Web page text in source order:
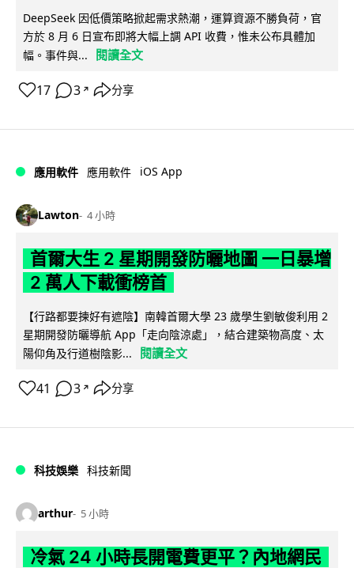
DeepSeek 因低價策略掀起需求熱潮，運算資源不勝負荷，官
方於 8 月 6 日宣布即將大幅上調 API 收費，惟未公布具體加
幅。事件與...
閱讀全文
17 3 ↗ 分享
應用軟件 應用軟件 iOS App
Lawton 4 小時
首爾大生 2 星期開發防曬地圖 一日暴增
2 萬人下載衝榜首
【行路都要揀好有遮陰】南韓首爾大學 23 歲學生劉敏俊利用 2
星期開發防曬導航 App「走向陰涼處」，結合建築物高度、太
陽仰角及行道樹陰影...
閱讀全文
41 3 ↗ 分享
科技娛樂 科技新聞
arthur 5 小時
冷氣 24 小時長開電費更平？內地網民